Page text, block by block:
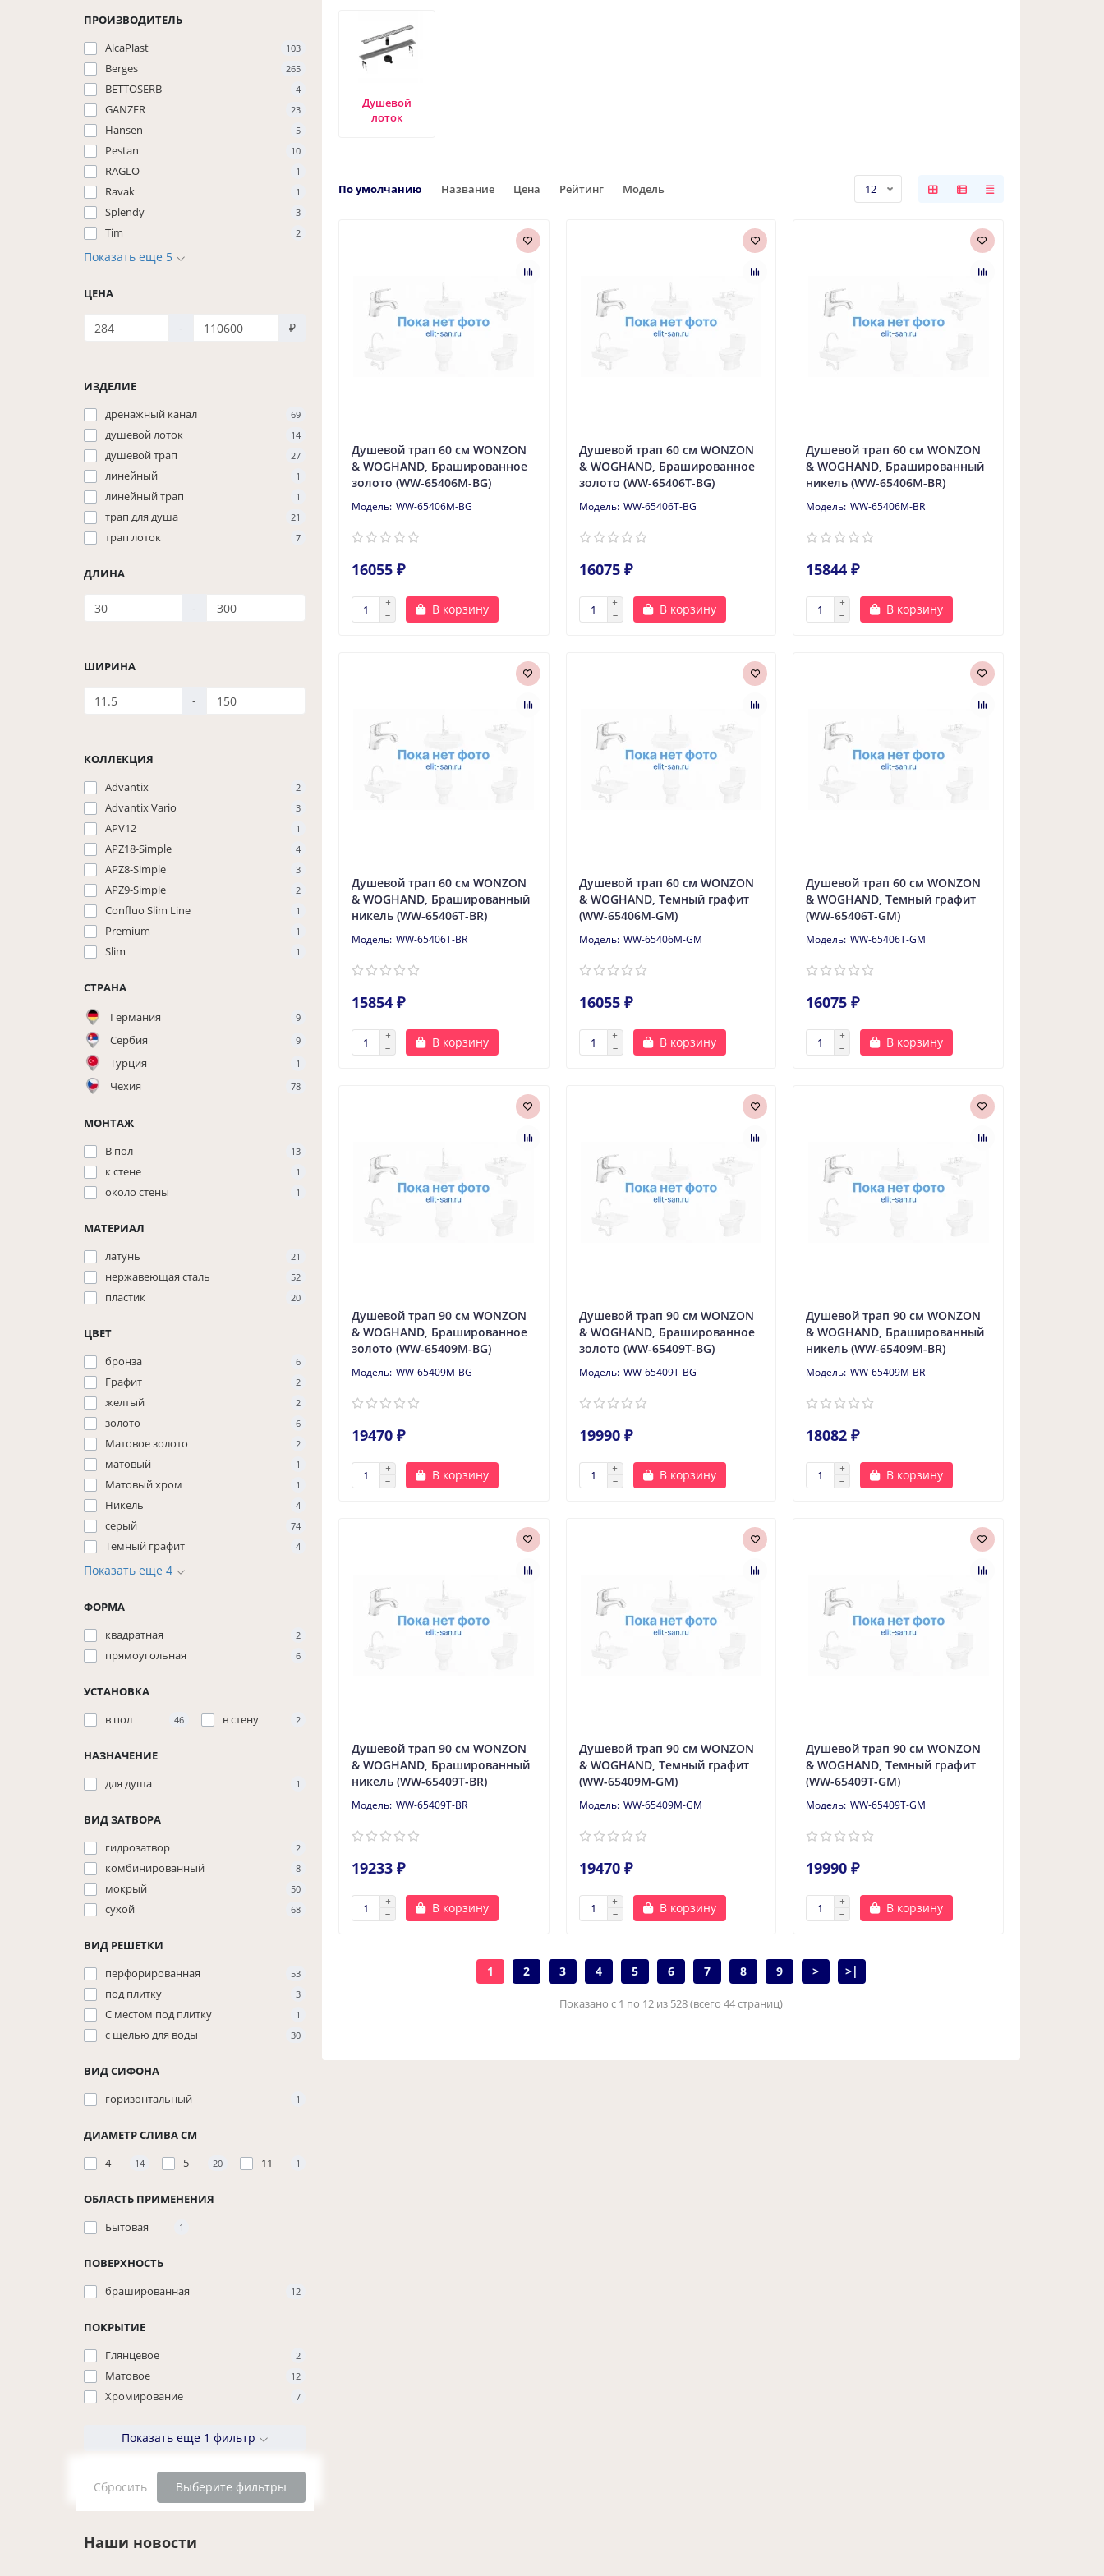
ПРОИЗВОДИТЕЛЬ
AlcaPlast
103
Berges 265
BETTOSERB 4
GANZER 23
Hansen 5
Pestan 10
RAGLO 1
Ravak 1
Splendy 3
Tim 2
Показать еще 5
ЦЕНА
- ₽
ИЗДЕЛИЕ
дренажный канал
69
душевой лоток 14
душевой трап 27
линейный 1
линейный трап 1
трап для душа 21
трап лоток 7
ДЛИНА
-
ШИРИНА
-
КОЛЛЕКЦИЯ
Advantix
2
Advantix Vario 3
APV12 1
APZ18-Simple 4
APZ8-Simple 3
APZ9-Simple 2
Confluo Slim Line 1
Premium 1
Slim 1
СТРАНА
Германия
9
Сербия 9
Турция 1
Чехия 78
МОНТАЖ
В пол
13
к стене 1
около стены 1
МАТЕРИАЛ
латунь
21
нержавеющая сталь 52
пластик 20
ЦВЕТ
бронза
6
Графит 2
желтый 2
золото 6
Матовое золото 2
матовый 1
Матовый хром 1
Никель 4
серый 74
Темный графит 4
Показать еще 4
ФОРМА
квадратная
2
прямоугольная 6
УСТАНОВКА
в пол
46 в стену 2
НАЗНАЧЕНИЕ
для душа
1
ВИД ЗАТВОРА
гидрозатвор
2
комбинированный 8
мокрый 50
сухой 68
ВИД РЕШЕТКИ
перфорированная
53
под плитку 3
С местом под плитку 1
с щелью для воды 30
ВИД СИФОНА
горизонтальный
1
ДИАМЕТР СЛИВА СМ
4
14 5 20 11 1
ОБЛАСТЬ ПРИМЕНЕНИЯ
Бытовая
1
ПОВЕРХНОСТЬ
брашированная
12
ПОКРЫТИЕ
Глянцевое
2
Матовое 12
Хромирование 7
Показать еще 1 фильтр
Сбросить Выберите фильтры
Наши новости
Душевой
лоток
По умолчанию Название Цена Рейтинг Модель
Душевой трап 60 см WONZON
& WOGHAND, Брашированное
золото (WW-65406M-BG)
WW-65406M-BG
16055 ₽
В корзину
Душевой трап 60 см WONZON
& WOGHAND, Брашированное
золото (WW-65406T-BG)
WW-65406T-BG
16075 ₽
В корзину
Душевой трап 60 см WONZON
& WOGHAND, Брашированный
никель (WW-65406M-BR)
WW-65406M-BR
15844 ₽
В корзину
Душевой трап 60 см WONZON
& WOGHAND, Брашированный
никель (WW-65406T-BR)
WW-65406T-BR
15854 ₽
В корзину
Душевой трап 60 см WONZON
& WOGHAND, Темный графит
(WW-65406M-GM)
WW-65406M-GM
16055 ₽
В корзину
Душевой трап 60 см WONZON
& WOGHAND, Темный графит
(WW-65406T-GM)
WW-65406T-GM
16075 ₽
В корзину
Душевой трап 90 см WONZON
& WOGHAND, Брашированное
золото (WW-65409M-BG)
WW-65409M-BG
19470 ₽
В корзину
Душевой трап 90 см WONZON
& WOGHAND, Брашированное
золото (WW-65409T-BG)
WW-65409T-BG
19990 ₽
В корзину
Душевой трап 90 см WONZON
& WOGHAND, Брашированный
никель (WW-65409M-BR)
WW-65409M-BR
18082 ₽
В корзину
Душевой трап 90 см WONZON
& WOGHAND, Брашированный
никель (WW-65409T-BR)
WW-65409T-BR
19233 ₽
В корзину
Душевой трап 90 см WONZON
& WOGHAND, Темный графит
(WW-65409M-GM)
WW-65409M-GM
19470 ₽
В корзину
Душевой трап 90 см WONZON
& WOGHAND, Темный графит
(WW-65409T-GM)
WW-65409T-GM
19990 ₽
В корзину
1 2 3 4 5 6 7 8 9 > >|
Показано с 1 по 12 из 528 (всего 44 страниц)